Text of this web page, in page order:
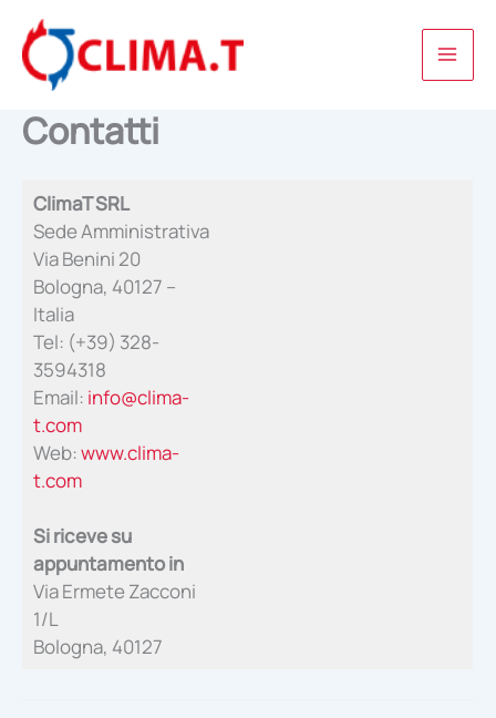
contenuto
Contatti
ClimaT SRL
Sede Amministrativa
Via Benini 20
Bologna, 40127 –
Italia
Tel: (+39) 328-
3594318
Email: info@clima-
t.com
Web:www.clima-
t.com
Si riceve su
appuntamento in
Via Ermete Zacconi
1/L
Bologna, 40127